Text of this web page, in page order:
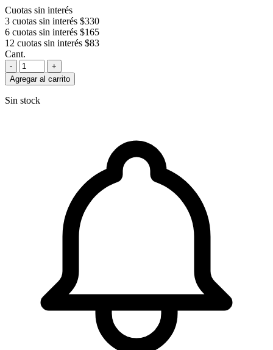
Cuotas sin interés
3 cuotas sin interés $330
6 cuotas sin interés $165
12 cuotas sin interés $83
Cant.
-
+
Agregar al carrito
Sin stock